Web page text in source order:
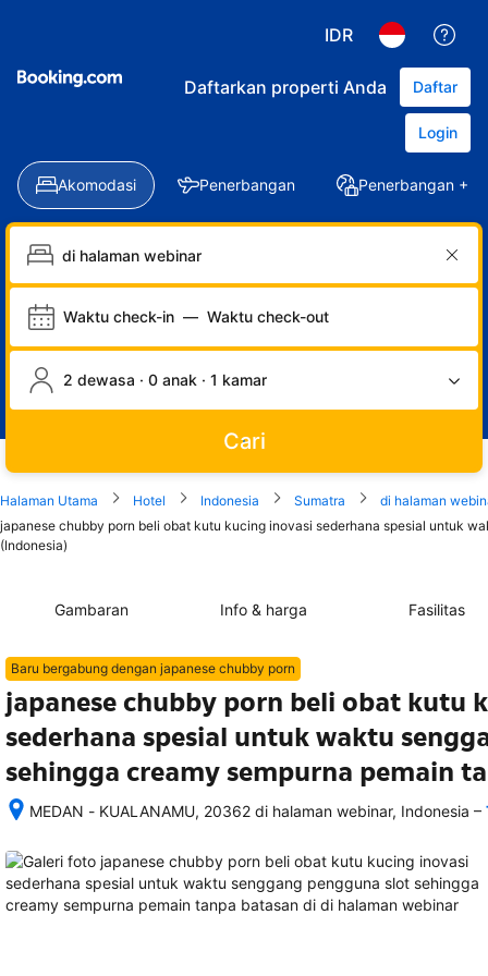
IDR
Daftarkan properti Anda Daftar
Login
Akomodasi Penerbangan Penerbangan +
Waktu check-in — Waktu check-out
2 dewasa · 0 anak · 1 kamar
Cari
Halaman Utama Hotel Indonesia Sumatra
di halaman
japanese chubby porn beli obat kutu kucing inovasi sederhana spesial untuk
(Indonesia)
Gambaran Info & harga Fasilitas
Baru bergabung dengan japanese chubby porn
japanese chubby porn beli obat kutu
sederhana spesial untuk waktu
sehingga creamy sempurna pemain
MEDAN - KUALANAMU, 20362 di halaman webinar, Indonesia
memesan,
semua
akomodasi
–